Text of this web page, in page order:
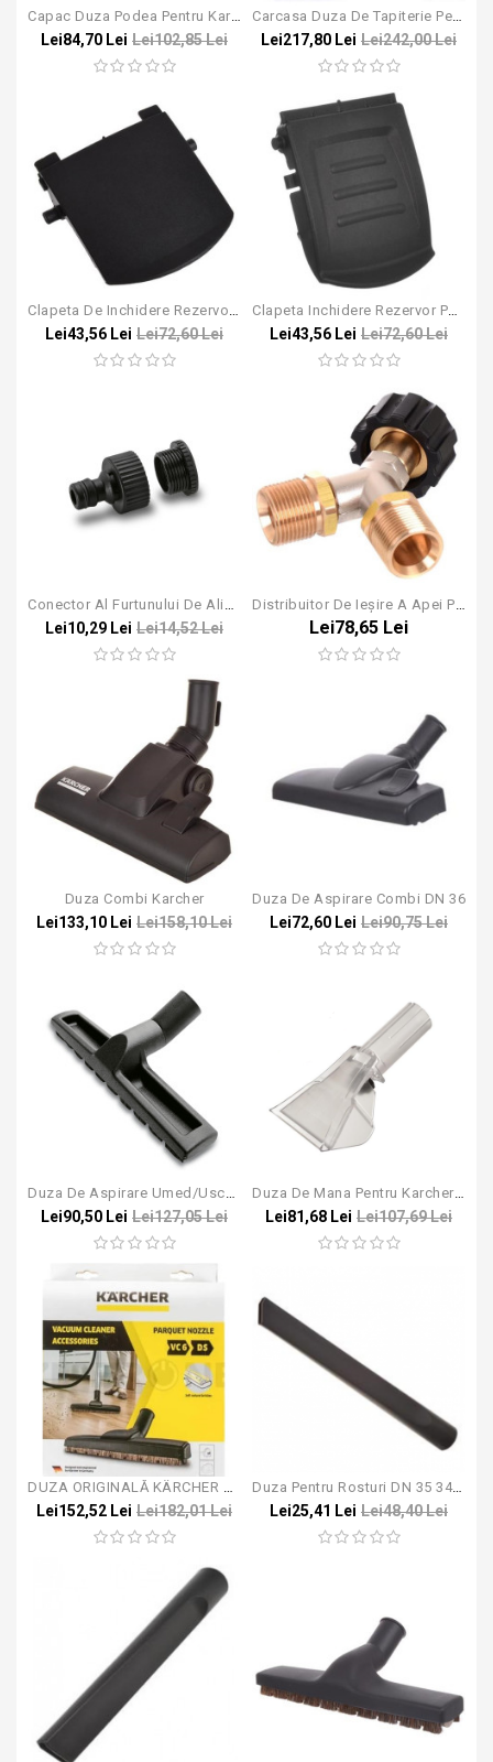
Capac Duza Podea Pentru Karcher PUZZI 100, 200, 300, 8/1
Lei84,70 Lei Lei102,85 Lei
Carcasa Duza De Tapiterie Pentru Karcher Puzzi 100, 200, 8/1
Lei217,80 Lei Lei242,00 Lei
Clapeta De Inchidere Rezervor Pentru Karcher T7/1, T10/1, T12/1, T15/1
Lei43,56 Lei Lei72,60 Lei
Clapeta Inchidere Rezervor Pentru Aspiratoarele Karcher NT
Lei43,56 Lei Lei72,60 Lei
Conector Al Furtunului De Alimentare Pentru Aparatele Karcher K2-K7
Lei10,29 Lei Lei14,52 Lei
Distribuitor De Ieșire A Apei Pentru Aparatele Karcher - M22*1.5
Lei78,65 Lei
Duza Combi Karcher
Lei133,10 Lei Lei158,10 Lei
Duza De Aspirare Combi DN 36
Lei72,60 Lei Lei90,75 Lei
Duza De Aspirare Umed/uscat Pentru Aspirator Karcher NT 65/2 DN 40
Lei90,50 Lei Lei127,05 Lei
Duza De Mana Pentru Karcher Puzzi
Lei81,68 Lei Lei107,69 Lei
DUZA ORIGINALĂ KÄRCHER CU PERI NATURALI
Lei152,52 Lei Lei182,01 Lei
Duza Pentru Rosturi DN 35 340mm
Lei25,41 Lei Lei48,40 Lei